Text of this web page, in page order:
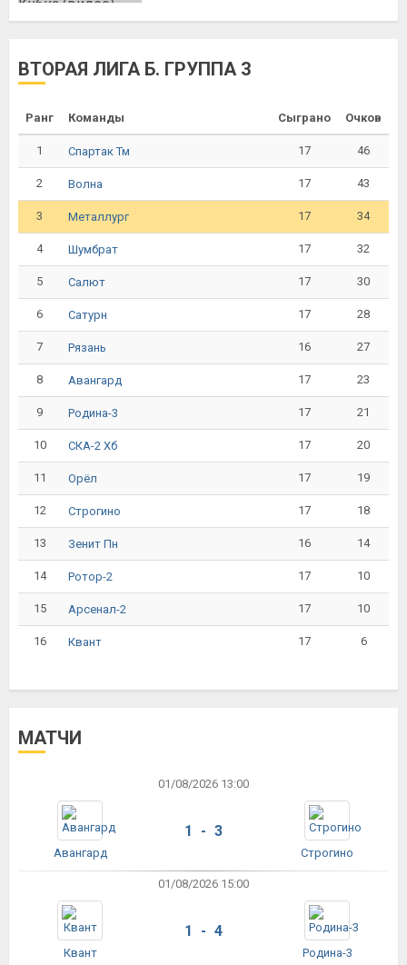
ВТОРАЯ ЛИГА Б. ГРУППА 3
Ранг Команды Сыграно Очков
1 Спартак Тм 17 46
2 Волна 17 43
3 Металлург 17 34
4 Шумбрат 17 32
5 Салют 17 30
6 Сатурн 17 28
7 Рязань 16 27
8 Авангард 17 23
9 Родина-3 17 21
10 СКА-2 Хб 17 20
11 Орёл 17 19
12 Строгино 17 18
13 Зенит Пн 16 14
14 Ротор-2 17 10
15 Арсенал-2 17 10
16 Квант 17 6
МАТЧИ
01/08/2026 13:00
Авангард
1 - 3
Строгино
01/08/2026 15:00
Квант
1 - 4
Родина-3